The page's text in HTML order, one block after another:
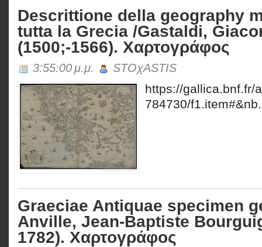
Descrittione della geography
tutta la Grecia /Gastaldi,
(1500;-1566). Χαρτογράφος
3:55:00 μ.μ. STOχASTIS
https://gallica.bnf.fr/
784730/
Graeciae Antiquae specimen
Anville, Jean-Baptiste
1782). Χαρτογράφος